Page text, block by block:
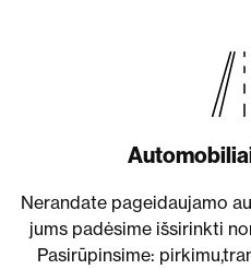
Nerandate pageidaujamo
jums padėsime išsirinkti
Pasirūpinsime: